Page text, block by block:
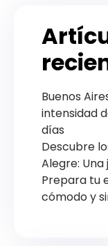
Buenos
intensidad
días
Descubre
Alegre: Una
Prepara tu
cómodo y